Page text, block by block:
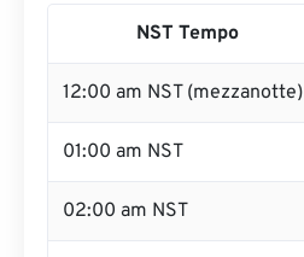
NST Tempo
12:00 am NST (mezzanotte)
01:00 am NST
02:00 am NST